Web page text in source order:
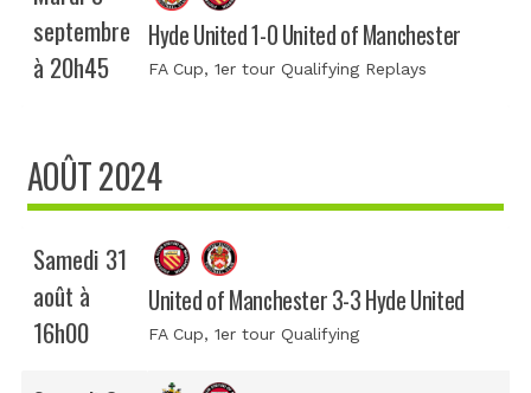
septembre
à 20h45
Hyde United 1-0 United of Manchester
FA Cup, 1er tour Qualifying Replays
AOÛT 2024
Samedi 31
août à
16h00
United of Manchester 3-3 Hyde United
FA Cup, 1er tour Qualifying